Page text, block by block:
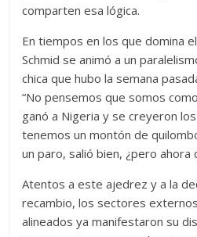
comparten esa lógica.
En tiempos en los que domina
Schmid se animó a un
chica que hubo la semana
“No pensemos que somos
ganó a Nigeria y se creyeron
tenemos un montón de
un paro, salió bien, ¿pero ahora
Atentos a este ajedrez y a la
recambio, los sectores
alineados ya manifestaron su